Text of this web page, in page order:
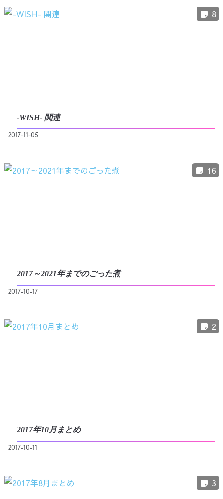
8
-WISH- 関連
2017-11-05
16
2017～2021年までのごった煮
2017-10-17
2
2017年10月まとめ
2017-10-11
3